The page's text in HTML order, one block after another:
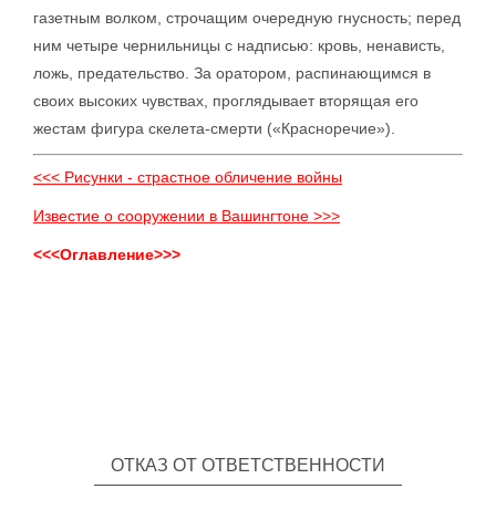
газетным волком, строчащим очередную гнусность; перед
ним четыре чернильницы с надписью: кровь, ненависть,
ложь, предательство. За оратором, распинающимся в
своих высоких чувствах, проглядывает вторящая его
жестам фигура скелета-смерти («Красноречие»).
<<< Рисунки - страстное обличение войны
Известие о сооружении в Вашингтоне >>>
<<<Оглавление>>>
ОТКАЗ ОТ ОТВЕТСТВЕННОСТИ